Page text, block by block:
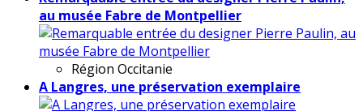
au musée Fabre de Montpellier
Région Occitanie
A Langres, une préservation exemplaire